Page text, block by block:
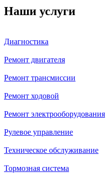
Наши услуги
Диагностика
Ремонт двигателя
Ремонт трансмиссии
Ремонт ходовой
Ремонт электрооборудования
Рулевое управление
Техническое обслуживание
Тормозная система